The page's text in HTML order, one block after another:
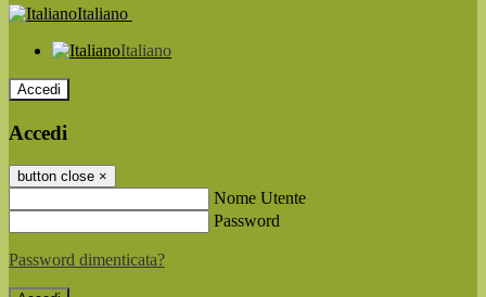
Italiano
Italiano
Accedi
Accedi
button close ×
Nome Utente
Password
Password dimenticata?